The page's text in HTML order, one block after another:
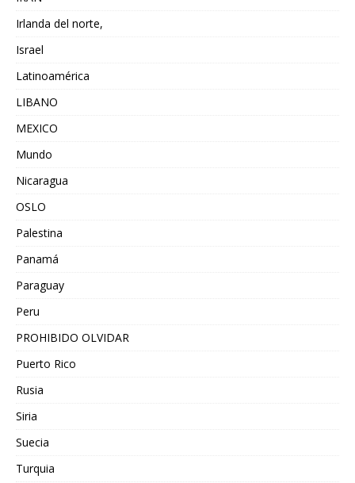
Irlanda del norte,
Israel
Latinoamérica
LIBANO
MEXICO
Mundo
Nicaragua
OSLO
Palestina
Panamá
Paraguay
Peru
PROHIBIDO OLVIDAR
Puerto Rico
Rusia
Siria
Suecia
Turquia